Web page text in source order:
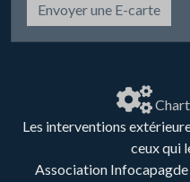
Envoyer une E-carte
Les interventions
ceux qui
Association